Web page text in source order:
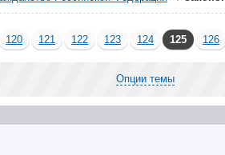
120 121 122 123 124 125 126
Опции темы